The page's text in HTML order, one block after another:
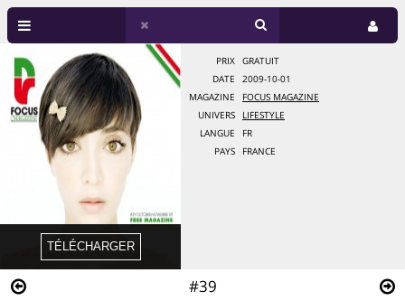
#39
PRIX
GRATUIT
DATE
2009-10-01
MAGAZINE
FOCUS MAGAZINE
UNIVERS
LIFESTYLE
LANGUE
FR
PAYS
FRANCE